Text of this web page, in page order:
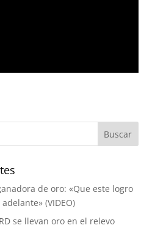
de oro: «Que este logro
(VIDEO)
se llevan oro en el relevo